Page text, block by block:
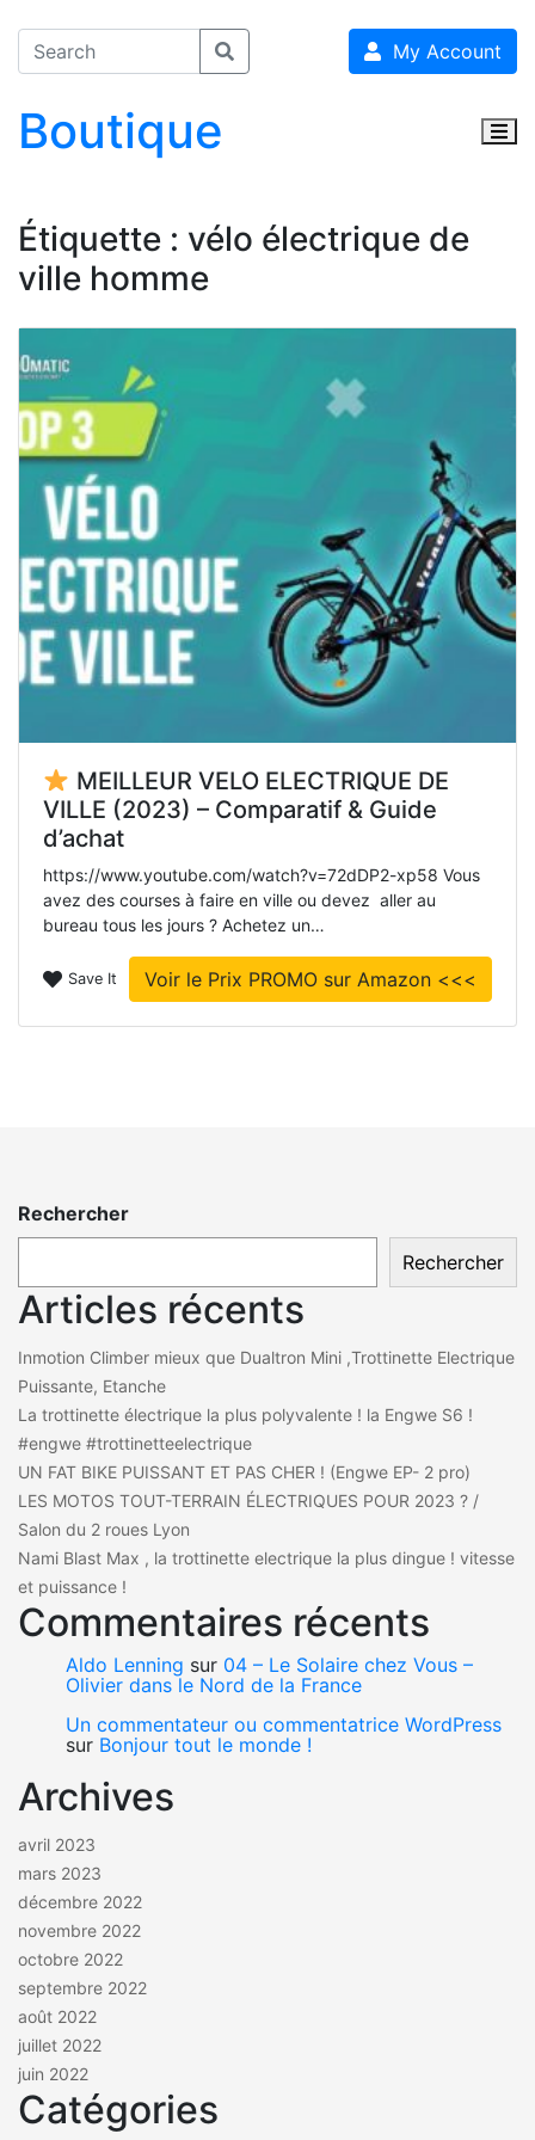
My Account
Boutique
Étiquette : vélo électrique de
ville homme
MEILLEUR VELO ELECTRIQUE DE
VILLE (2023) – Comparatif & Guide
d’achat
https://www.youtube.com/watch?v=72dDP2-xp58 Vous
avez des courses à faire en ville ou devez aller au
bureau tous les jours ? Achetez un…
Save It Voir le Prix PROMO sur Amazon <<<
Rechercher
Rechercher
Articles récents
Inmotion Climber mieux que Dualtron Mini ,Trottinette Electrique
Puissante, Etanche
La trottinette électrique la plus polyvalente ! la Engwe S6 !
#engwe #trottinetteelectrique
UN FAT BIKE PUISSANT ET PAS CHER ! (Engwe EP- 2 pro)
LES MOTOS TOUT-TERRAIN ÉLECTRIQUES POUR 2023 ? /
Salon du 2 roues Lyon
Nami Blast Max , la trottinette electrique la plus dingue ! vitesse
et puissance !
Commentaires récents
Aldo Lenning sur 04 – Le Solaire chez Vous –
Olivier dans le Nord de la France
Un commentateur ou commentatrice WordPress
sur Bonjour tout le monde !
Archives
avril 2023
mars 2023
décembre 2022
novembre 2022
octobre 2022
septembre 2022
août 2022
juillet 2022
juin 2022
Catégories